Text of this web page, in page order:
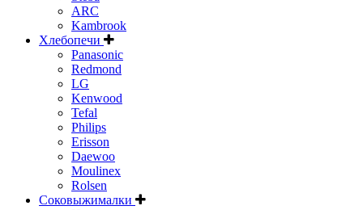
ARC
Kambrook
Хлебопечи
Panasonic
Redmond
LG
Kenwood
Tefal
Philips
Erisson
Daewoo
Moulinex
Rolsen
Соковыжималки